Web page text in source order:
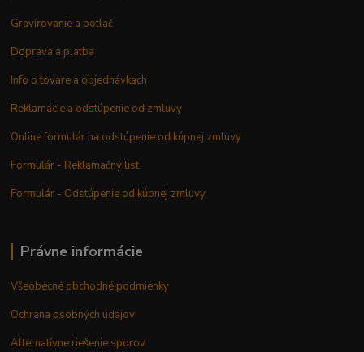
Gravírovanie a potlač
Doprava a platba
Info o tovare a objednávkach
Reklamácie a odstúpenie od zmluvy
Online formulár na odstúpenie od kúpnej zmluvy
Formulár - Reklamačný list
Formulár - Odstúpenie od kúpnej zmluvy
Právne informácie
Všeobecné obchodné podmienky
Ochrana osobných údajov
Alternatívne riešenie sporov